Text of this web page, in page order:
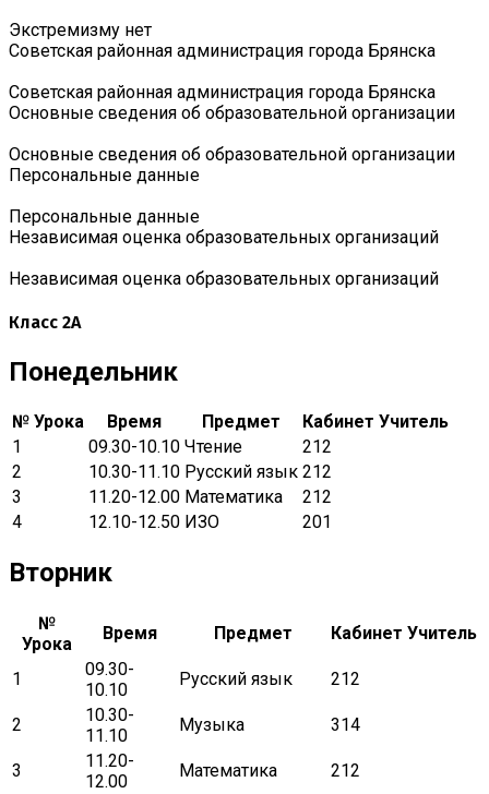
Экстремизму нет
Советская районная администрация города Брянска
Советская районная администрация города Брянска
Основные сведения об образовательной организации
Основные сведения об образовательной организации
Персональные данные
Персональные данные
Независимая оценка образовательных организаций
Независимая оценка образовательных организаций
Класс 2А
Понедельник
№ Урока Время Предмет Кабинет Учитель
1
09.30-10.10 Чтение
212
2
10.30-11.10 Русский язык 212
3
11.20-12.00 Математика
212
4
12.10-12.50 ИЗО 201
Вторник
№
Урока
Время Предмет Кабинет Учитель
1
09.30-
10.10
Русский язык 212
2
10.30-
11.10
Музыка 314
3
11.20-
12.00
Математика 212